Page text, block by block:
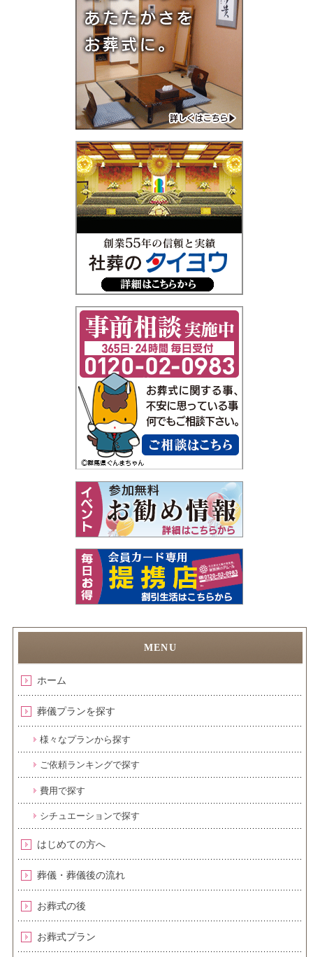
ホーム
葬儀プランを探す
様々なプランから探す
ご依頼ランキングで探す
費用で探す
シチュエーションで探す
はじめての方へ
葬儀・葬儀後の流れ
お葬式の後
お葬式プラン